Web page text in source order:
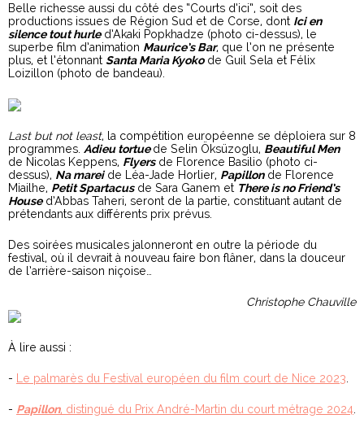
Belle richesse aussi du côté des “Courts d’ici”, soit des
productions issues de Région Sud et de Corse, dont Ici en
silence tout hurled’Akaki Popkhadze (photo ci-dessus), le
superbe film d’animation Maurice’s Bar, que l’on ne présente
plus, et l’étonnant Santa Maria Kyokode Guil Sela et Félix
Loizillon (photo de bandeau).
Last but not least, la compétition européenne se déploiera sur 8
programmes. Adieu tortue de Selin Öksüzoglu, Beautiful Men
de Nicolas Keppens, Flyersde Florence Basilio (photo ci-
dessus), Na mareide Léa-Jade Horlier, Papillonde Florence
Miailhe, Petit Spartacusde Sara Ganem et There is no Friend’s
Housed’Abbas Taheri, seront de la partie, constituant autant de
prétendants aux différents prix prévus.
Des soirées musicales jalonneront en outre la période du
festival, où il devrait à nouveau faire bon flâner, dans la douceur
de l’arrière-saison niçoise…
Christophe Chauville
À lire aussi :
- Le palmarès du Festival européen du film court de Nice 2023
- Papillon, distingué du Prix André-Martin du court métrage 2024